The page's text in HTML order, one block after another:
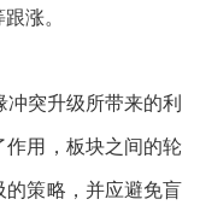
涨。
突升级所带来的利
作用，板块之间的轮
的策略，并应避免盲